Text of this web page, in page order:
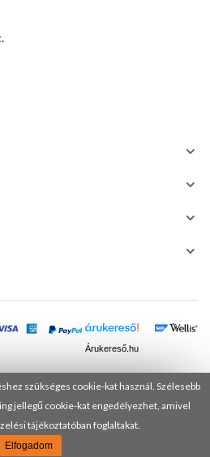
szükséges cookie-kat használ. Szélesebb
jellegű cookie-kat engedélyezhet, amivel
tájékoztatóban foglaltakat.
Elfogadom
Árukereső.hu
DANUSA Hungary Kft.